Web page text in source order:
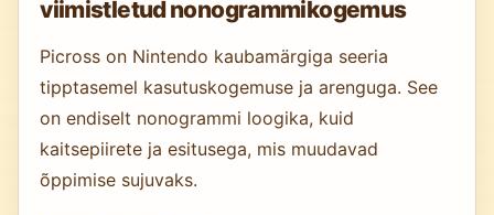
viimistletud nonogrammikogemus
Picross on Nintendo kaubamärgiga seeria
tipptasemel kasutuskogemuse ja arenguga. See
on endiselt nonogrammi loogika, kuid
kaitsepiirete ja esitusega, mis muudavad
õppimise sujuvaks.